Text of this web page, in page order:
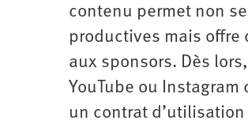
contenu permet non
productives mais
aux sponsors. Dès
YouTube ou
un contrat